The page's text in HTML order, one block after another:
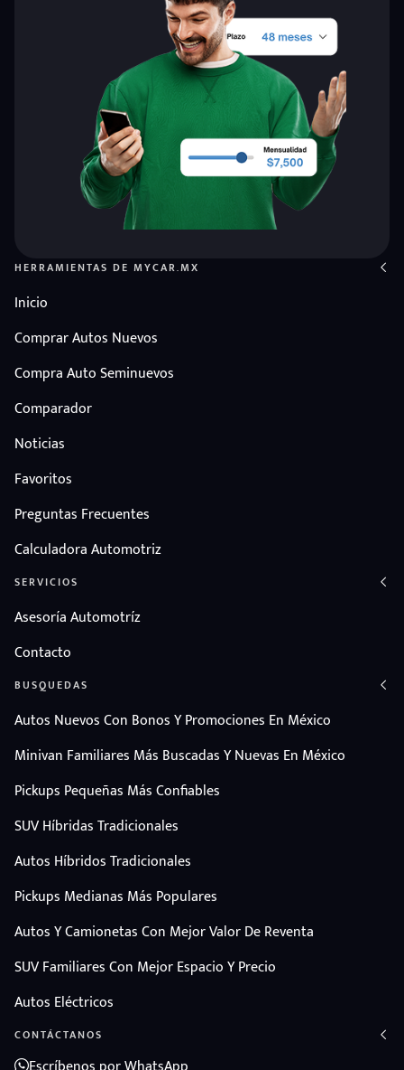
HERRAMIENTAS DE MYCAR.MX
Inicio
Comprar Autos Nuevos
Compra Auto Seminuevos
Comparador
Noticias
Favoritos
Preguntas Frecuentes
Calculadora Automotriz
SERVICIOS
Asesoría Automotríz
Contacto
BUSQUEDAS
Autos Nuevos Con Bonos Y Promociones En México
Minivan Familiares Más Buscadas Y Nuevas En México
Pickups Pequeñas Más Confiables
SUV Híbridas Tradicionales
Autos Híbridos Tradicionales
Pickups Medianas Más Populares
Autos Y Camionetas Con Mejor Valor De Reventa
SUV Familiares Con Mejor Espacio Y Precio
Autos Eléctricos
CONTÁCTANOS